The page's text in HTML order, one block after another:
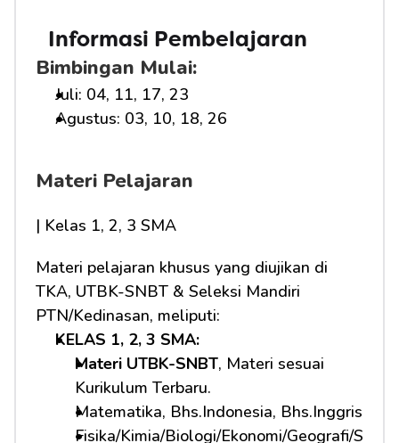
Informasi Pembelajaran
Bimbingan Mulai:
Juli: 04, 11, 17, 23
Agustus: 03, 10, 18, 26
Materi Pelajaran
| Kelas 1, 2, 3 SMA
Materi pelajaran khusus yang diujikan di
TKA, UTBK-SNBT & Seleksi Mandiri
PTN/Kedinasan, meliputi:
KELAS 1, 2, 3 SMA:
Materi UTBK-SNBT, Materi sesuai
Kurikulum Terbaru.
Matematika, Bhs.Indonesia, Bhs.Inggris
Fisika/Kimia/Biologi/Ekonomi/Geografi/S